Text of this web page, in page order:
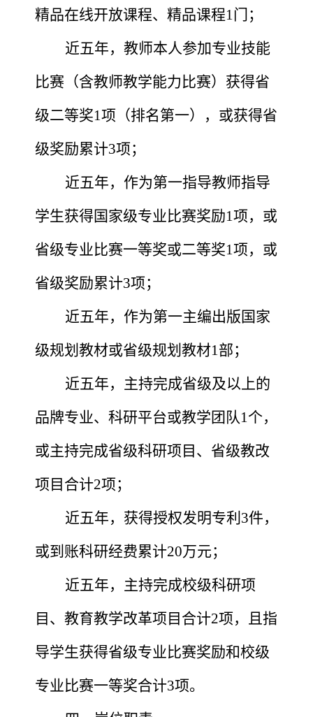
精品在线开放课程、精品课程1门；
近五年，教师本人参加专业技能
比赛（含教师教学能力比赛）获得省
级二等奖1项（排名第一），或获得省
级奖励累计3项；
近五年，作为第一指导教师指导
学生获得国家级专业比赛奖励1项，或
省级专业比赛一等奖或二等奖1项，或
省级奖励累计3项；
近五年，作为第一主编出版国家
级规划教材或省级规划教材1部；
近五年，主持完成省级及以上的
品牌专业、科研平台或教学团队 1个，
或主持完成省级科研项目、省级教改
项目合计2项；
近五年，获得授权发明专利 3件，
或到账科研经费累计20万元；
近五年，主持完成校级科研项
目、教育教学改革项目合计2项，且指
导学生获得省级专业比赛奖励和校级
专业比赛一等奖合计3项。